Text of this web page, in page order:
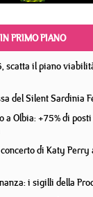
IN PRIMO PIANO
scatta il piano
del Silent Sardinia
a Olbia: +75% di
di Katy Perry
i sigilli della